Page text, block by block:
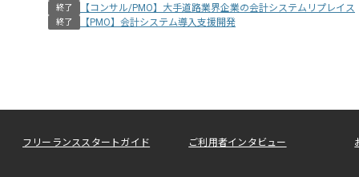
終了 【コンサル/PMO】大手道路業界企業の会計システムリプレイス
終了 【PMO】会計システム導入支援開発
フリーランススタートガイド ご利用者インタビュー